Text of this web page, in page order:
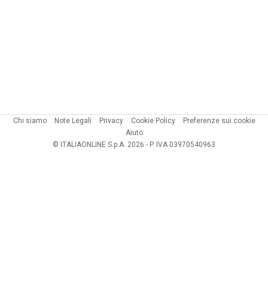
Chi siamo Note Legali Privacy Cookie Policy
Preferenze sui cookie
Aiuto
© ITALIAONLINE S.p.A. 2026 - P. IVA 03970540963